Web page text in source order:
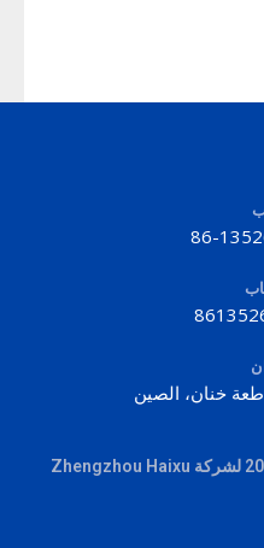
خنان، الصين
جميع الحقوق محفوظة © 1999-2024 لشركة Zhengzhou Haixu